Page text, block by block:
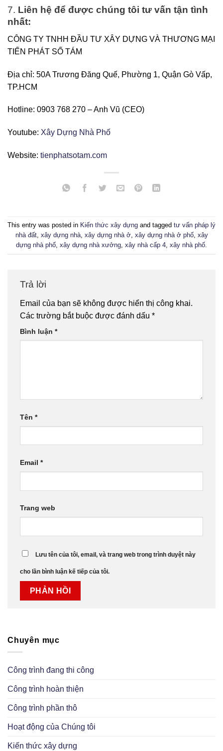
7. Liên hệ để được chúng tôi tư vấn tận tình
nhất:
CÔNG TY TNHH ĐẦU TƯ XÂY DỰNG VÀ THƯƠNG MẠI
TIẾN PHÁT SỐ TÁM
Địa chỉ: 50A Trương Đăng Quế, Phường 1, Quận Gò Vấp,
TP.HCM
Hotline: 0903 768 270 – Anh Vũ (CEO)
Youtube: Xây Dựng Nhà Phố
Website: tienphatsotam.com
This entry was posted in Kiến thức xây dựng and tagged tư vấn pháp lý
nhà đất, xây dựng nhà, xây dựng nhà ở, xây dựng nhà ở phố, xây
dựng nhà phố xây dựng nhà xưởng xây nhà cấp 4 xây nhà phố
Trả lời
Email của bạn sẽ không được hiển thị công khai.
Các trường bắt buộc được đánh dấu *
Bình luận *
Tên *
Email *
Trang web
Lưu tên của tôi, email, và trang web trong trình duyệt này
cho lần bình luận kế tiếp của tôi.
Chuyên mục
Công trình đang thi công
Công trình hoàn thiện
Công trình phần thô
Hoạt động của Chúng tôi
Kiến thức xây dựng